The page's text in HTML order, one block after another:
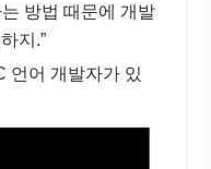
방법 때문에 개발
지.”
언어 개발자가 있